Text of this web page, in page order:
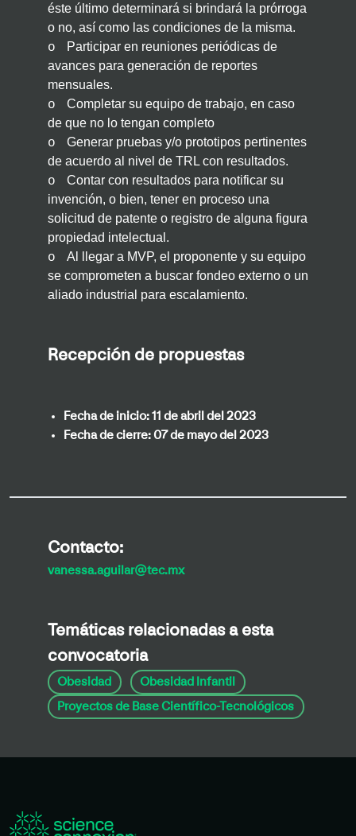
éste último determinará si brindará la prórroga
o no, así como las condiciones de la misma.
o
Participar en reuniones periódicas de
avances para generación de reportes
mensuales.
o
Completar su equipo de trabajo, en caso
de que no lo tengan completo
o
Generar pruebas y/o prototipos pertinentes
de acuerdo al nivel de TRL con resultados.
o
Contar con resultados para notificar su
invención, o bien, tener en proceso una
solicitud de patente o registro de alguna figura
propiedad intelectual.
o
Al llegar a MVP, el proponente y su equipo
se comprometen a buscar fondeo externo o un
aliado industrial para escalamiento.
Recepción de propuestas
Fecha de inicio:11 de abril del 2023
Fecha de cierre: 07 de mayo del 2023
Contacto:
vanessa.aguilar@tec.mx
Temáticas relacionadas a esta
convocatoria
Obesidad
Obesidad Infantil
Proyectos de Base Científico-Tecnológicos